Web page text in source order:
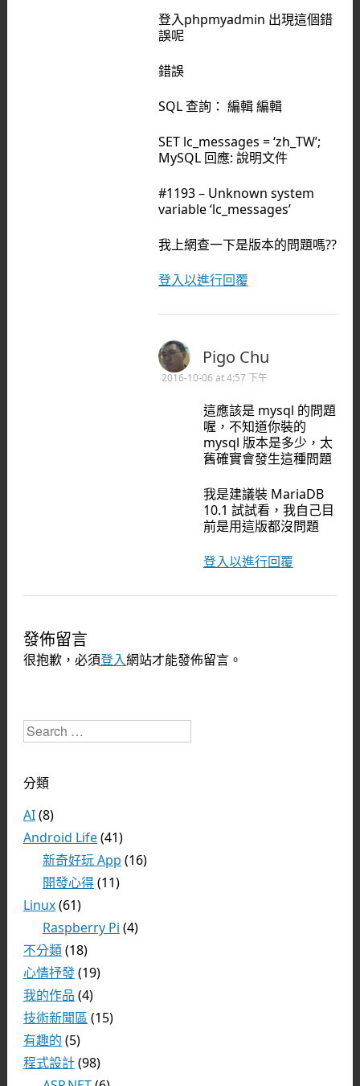
登入phpmyadmin 出現這個錯
誤呢
錯誤
SQL 查詢： 編輯 編輯
SET lc_messages = ‘zh_TW’;
MySQL 回應: 說明文件
#1193 – Unknown system
variable ‘lc_messages’
我上網查一下是版本的問題嗎??
登入以進行回覆
Pigo Chu
2016-10-06 at 4:57 下午
這應該是 mysql 的問題
喔，不知道你裝的
mysql 版本是多少，太
舊確實會發生這種問題
我是建議裝 MariaDB
10.1 試試看，我自己目
前是用這版都沒問題
登入以進行回覆
發佈留言
很抱歉，必須登入網站才能發佈留言。
Search
分類
AI(8)
Android Life(41)
新奇好玩 App (16)
開發心得(11)
Linux(61)
Raspberry Pi (4)
不分類(18)
心情抒發(19)
我的作品 (4)
技術新聞區 (15)
有趣的 (5)
程式設計(98)